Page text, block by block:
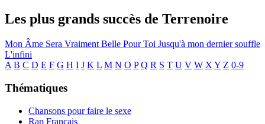
Les plus grands succès de Terrenoire
Mon Âme Sera Vraiment Belle Pour Toi Jusqu'à mon dernier souffle
L'infini
A B C D E F G H I J K L M N O P Q R S T U V W X Y Z 0-9
Thématiques
Chansons pour faire le sexe
Rap Français